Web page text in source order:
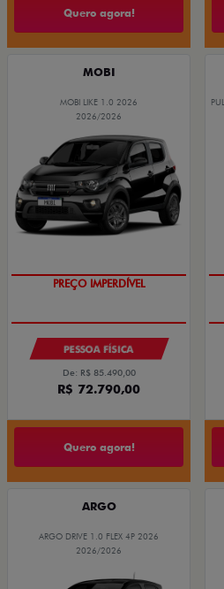
Quero agora!
MOBI
MOBI LIKE 1.0 2026
2026/2026
PREÇO IMPERDÍVEL
PESSOA FÍSICA
De: R$ 85.490,00
R$ 72.790,00
Quero agora!
ARGO
ARGO DRIVE 1.0 FLEX 4P 2026
2026/2026